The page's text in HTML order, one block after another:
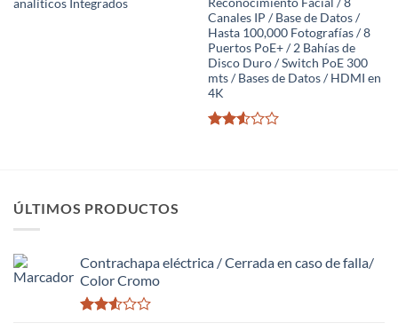
analíticos Integrados
Canales IP / Base de Datos /
Hasta 100,000 Fotografías / 8
Puertos PoE+ / 2 Bahías de
Disco Duro / Switch PoE 300
mts / Bases de Datos / HDMI en
4K
ÚLTIMOS PRODUCTOS
Contrachapa eléctrica / Cerrada en caso de falla/
Color Cromo